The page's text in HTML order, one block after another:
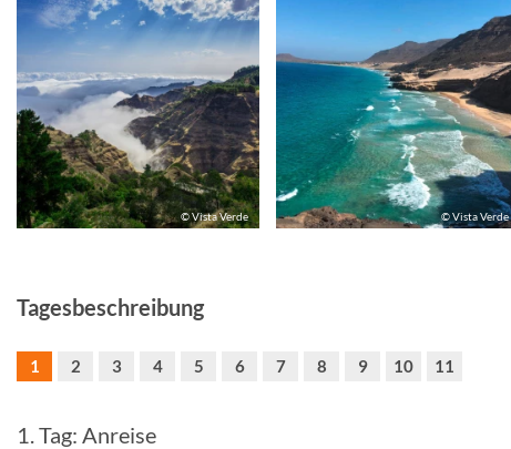
© Vista Verde © Vista Verde
Tagesbeschreibung
1 2 3 4 5 6 7 8 9 10 11
1. Tag: Anreise